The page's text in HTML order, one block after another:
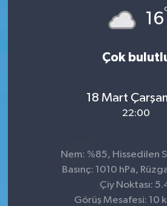
16
Çok
18 Mart
22:00
Nem: %85, Hissedilen
Basınç: 1010 hPa,
Çiy Noktası:
Görüş Mesafesi: 10